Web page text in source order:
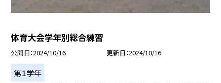
体育大会学年別総合練習
公開日 2024/10/16 更新日 2024/10/16
第１学年